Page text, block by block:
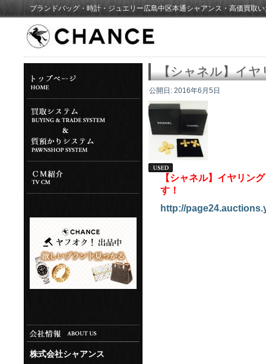
ブランドバッグ・時計・ジュエリー広島中区本通シャアンス・高価買取
株式会社シャアンス
【シャネル】イ
公開日: 2016年6月5日
【シャネル】イヤリン
す！
http://